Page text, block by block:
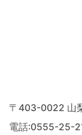
〒403-0022 山
電話:0555-25-